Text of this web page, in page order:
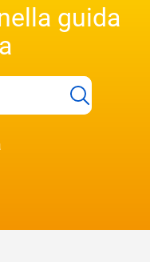
guida